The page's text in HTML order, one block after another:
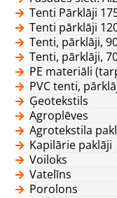
Tenti Pārklāji
Tenti pārklāji
Tenti, pārklāji,
Tenti, pārklāji,
PE materiāli
PVC tenti,
Ģeotekstils
Agroplēves
Agrotekstila
Kapilārie paklāji
Voiloks
Vatelīns
Porolons